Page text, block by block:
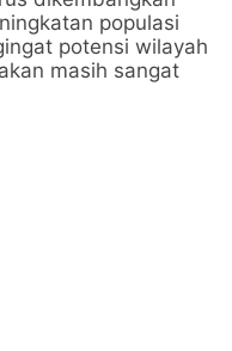
populasi
potensi wilayah
masih sangat